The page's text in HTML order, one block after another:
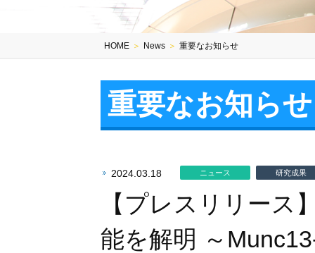
HOME ＞ News ＞ 重要なお知らせ
重要なお知らせ
2024.03.18 ニュース 研究成果
【プレスリリース
能を解明 ～